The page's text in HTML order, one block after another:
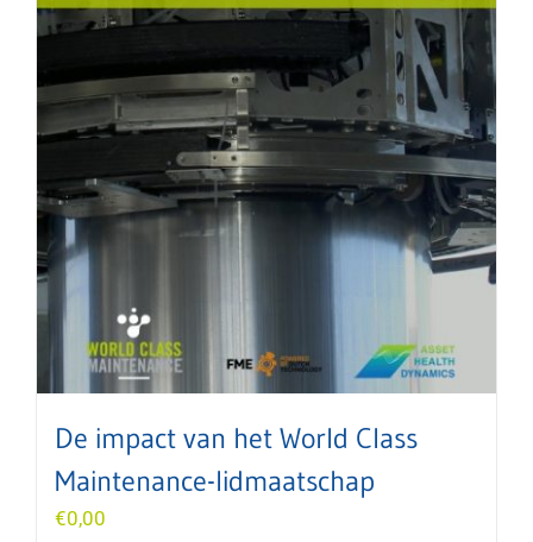
De impact van het World Class
Maintenance-lidmaatschap
€0,00